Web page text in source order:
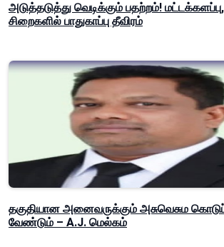
அடுத்தடுத்து வெடிக்கும் பதற்றம்!
சிறைகளில் பாதுகாப்பு தீவிரம்
தகுதியான அனைவருக்கும் அசுவெசும
வேண்டும் – A.J. மெல்கம்